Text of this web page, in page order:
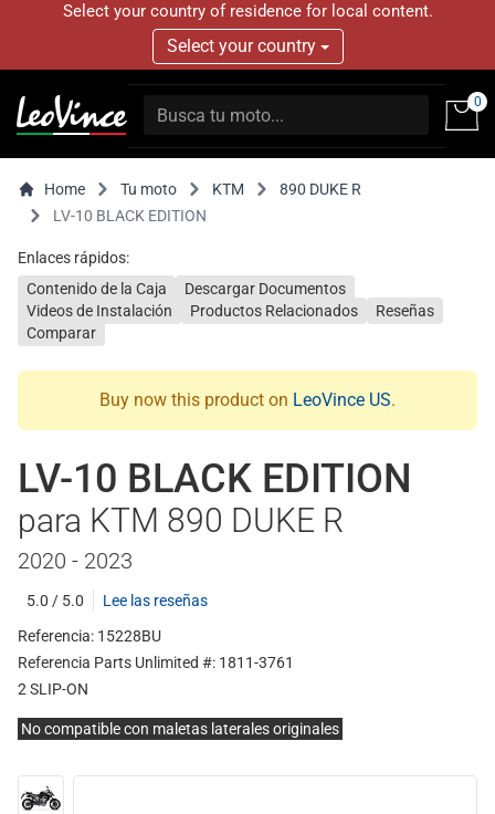
Select your country of residence for local content.
Select your country
0
Home Tu moto KTM
890 DUKE R
LV-10 BLACK EDITION
Enlaces rápidos:
Contenido de la Caja
Descargar Documentos
Videos de Instalación
Productos Relacionados
Reseñas
Comparar
Buy now this product on LeoVince US.
LV-10 BLACK EDITION
para KTM 890 DUKE R
2020 - 2023
5.0 / 5.0
Lee las reseñas
Referencia: 15228BU
Referencia Parts Unlimited #: 1811-3761
2 SLIP-ON
No compatible con maletas laterales originales